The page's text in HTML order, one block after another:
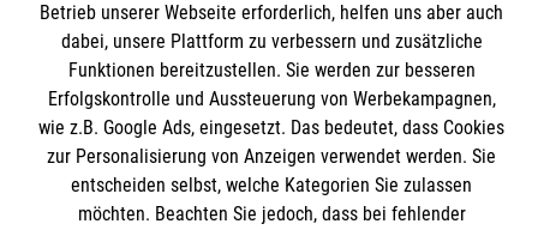
Öffnungszeiten
Montag - Freitag: 13.00 - 20.00 Uhr
Impressum
Datenschutz
Compliance
Malteser Werke
Malteser Werke
Malteser Werke Jugend & Soziales
Adresse & Kontakt
Betrieb unserer Webseite erforderlich, helfen uns aber auch
dabei, unsere Plattform zu verbessern und zusätzliche
Funktionen bereitzustellen. Sie werden zur besseren
Erfolgskontrolle und Aussteuerung von Werbekampagnen,
wie z.B. Google Ads, eingesetzt. Das bedeutet, dass Cookies
zur Personalisierung von Anzeigen verwendet werden. Sie
entscheiden selbst, welche Kategorien Sie zulassen
möchten. Beachten Sie jedoch, dass bei fehlender